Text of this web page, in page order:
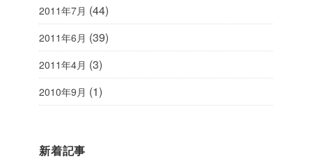
2011年7月 (44)
2011年6月 (39)
2011年4月 (3)
2010年9月 (1)
新着記事